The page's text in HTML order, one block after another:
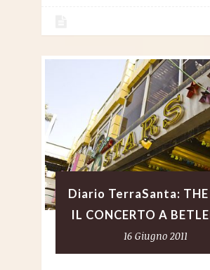
Diario TerraSanta: THE
IL CONCERTO A
16 Giugno 2011